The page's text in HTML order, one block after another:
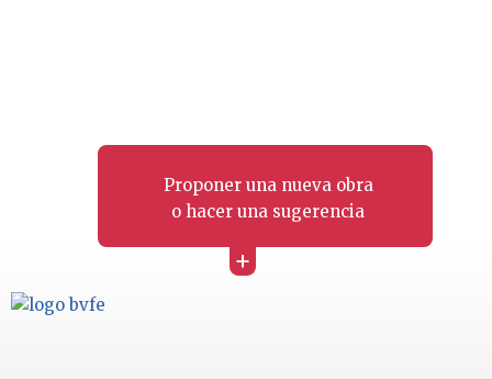
Proponer una nueva obra
o hacer una sugerencia
+